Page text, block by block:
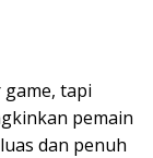
tapi
pemain
dan penuh